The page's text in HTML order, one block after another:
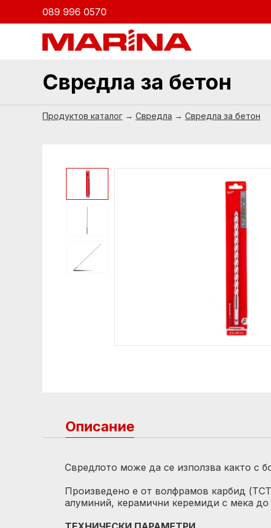
089 996 0570
Свредла за бетон
Продуктов каталог → Свредла → Свредла за бетон
Описание
Свредлото може да се използва както с
Произведено е от волфрамов карбид
алуминий, керамични керемиди с мека